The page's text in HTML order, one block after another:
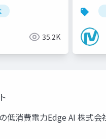
35.2K
低消費電力Edge AI 株式会